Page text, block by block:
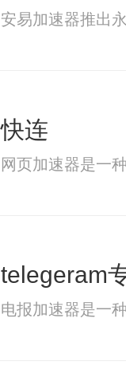
安易加速器推出
快连
网页加速器是一
telegeram
电报加速器是一